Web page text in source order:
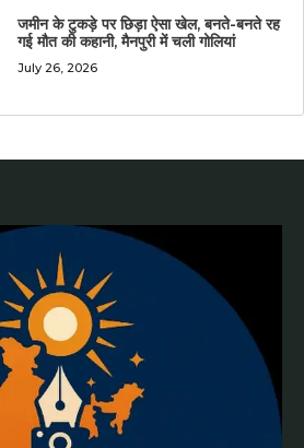
जमीन के टुकड़े पर छिड़ा ऐसा खेल, बनते-बनते रह
गई मौत की कहानी, मैनपुरी में चली गोलियां
July 26, 2026